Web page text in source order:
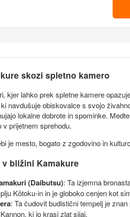
skozi spletno kamero
kjer lahko prek spletne kamere
navdušuje obiskovalce s svojo
lokalne dobrote in spominke.
v prijetnem sprehodu.
je mesto, bogato z zgodovino in
bližini Kamakure
(Daibutsu): Ta izjemna
Kōtoku-in in je globoko cenjen kot
: Ta čudovit budistični tempelj je
ki jo krasi zlat sijaj.